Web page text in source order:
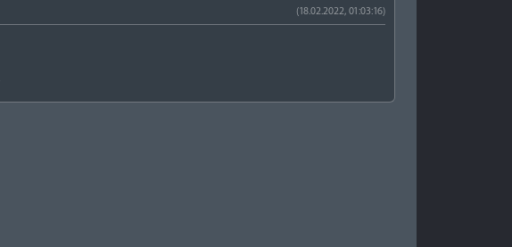
(18.02.2022, 01:03:16)